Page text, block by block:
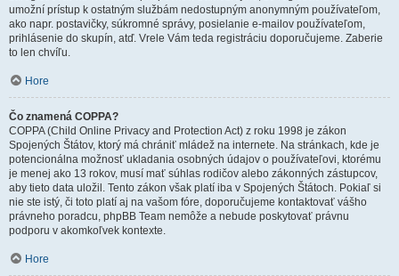
umožní prístup k ostatným službám nedostupným anonymným používateľom,
ako napr. postavičky, súkromné správy, posielanie e-mailov používateľom,
prihlásenie do skupín, atď. Vrele Vám teda registráciu doporučujeme. Zaberie
to len chvíľu.
Hore
Čo znamená COPPA?
COPPA (Child Online Privacy and Protection Act) z roku 1998 je zákon
Spojených Štátov, ktorý má chrániť mládež na internete. Na stránkach, kde je
potencionálna možnosť ukladania osobných údajov o používateľovi, ktorému
je menej ako 13 rokov, musí mať súhlas rodičov alebo zákonných zástupcov,
aby tieto data uložil. Tento zákon však platí iba v Spojených Štátoch. Pokiaľ si
nie ste istý, či toto platí aj na vašom fóre, doporučujeme kontaktovať vášho
právneho poradcu, phpBB Team nemôže a nebude poskytovať právnu
podporu v akomkoľvek kontexte.
Hore